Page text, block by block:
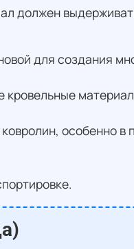
должен
для создания
кровельные
особенно